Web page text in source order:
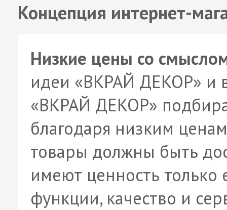
Концепция интернет-
Низкие цены со
идеи «ВКРАЙ ДЕКОР» и
«ВКРАЙ ДЕКОР»
благодаря низким
товары должны быть
имеют ценность
функции, качество и